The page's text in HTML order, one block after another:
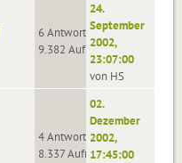
6 Antworten
9.382 Aufrufe
24.
September
2002,
23:07:00
von HS
4 Antworten
8.337 Aufrufe
02.
Dezember
2002,
17:45:00